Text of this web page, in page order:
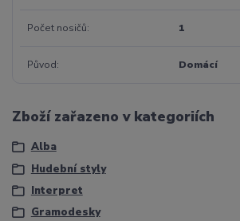
Počet nosičů 1
Původ Domácí
Zboží zařazeno v kategoriích
Alba
Hudební styly
Interpret
Gramodesky